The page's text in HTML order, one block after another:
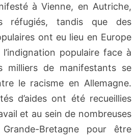
à Vienne, en Autriche,
réfugiés, tandis que des
ont eu lieu en Europe
populaire face à
milliers de manifestants se
le racisme en Allemagne.
d’aides ont été recueillies
et au sein de nombreuses
Bretagne pour être